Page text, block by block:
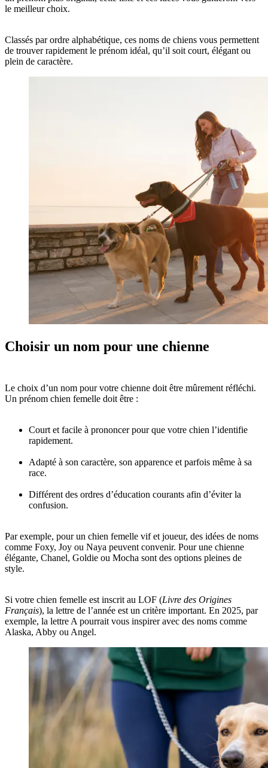
le meilleur choix.
Classés par ordre alphabétique, ces noms de chiens vous permettent
de trouver rapidement le prénom idéal, qu’il soit court, élégant ou
plein de caractère.
Choisir un nom pour une chienne
Le choix d’un nom pour votre chienne doit être mûrement réfléchi.
Un prénom chien femelle doit être :
Court et facile à prononcer pour que votre chien l’identifie
rapidement.
Adapté à son caractère, son apparence et parfois même à sa
race.
Différent des ordres d’éducation courants afin d’éviter la
confusion.
Par exemple, pour un chien femelle vif et joueur, des idées de noms
comme Foxy, Joy ou Naya peuvent convenir. Pour une chienne
élégante, Chanel, Goldie ou Mocha sont des options pleines de
style.
Si votre chien femelle est inscrit au LOF (Livre des Origines
Français), la lettre de l’année est un critère important. En 2025, par
exemple, la lettre A pourrait vous inspirer avec des noms comme
Alaska, Abby ou Angel.